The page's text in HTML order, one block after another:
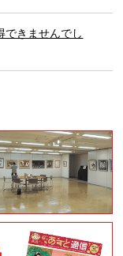
できませんでし